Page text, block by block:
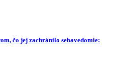
čo jej zachránilo sebavedomie: